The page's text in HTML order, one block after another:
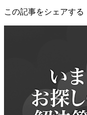
この記事をシェアする